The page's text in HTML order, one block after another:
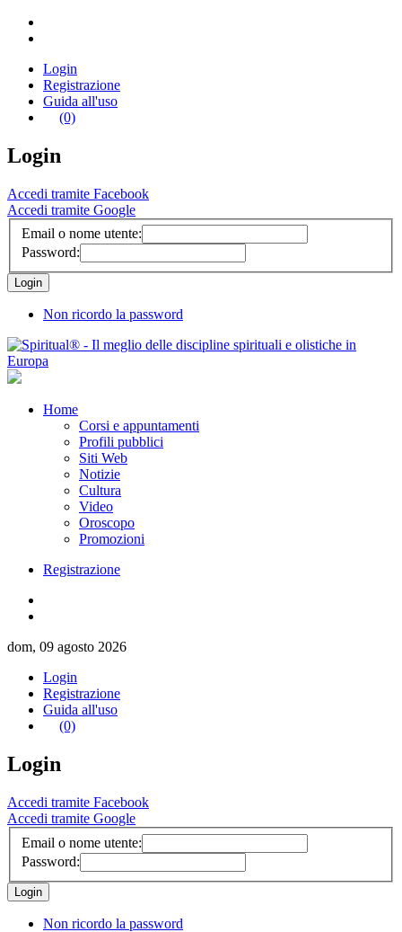
Login
Registrazione
Guida all'uso
(0)
Login
Accedi tramite Facebook
Accedi tramite Google
Email o nome utente:
Password:
Non ricordo la password
Home
Corsi e appuntamenti
Profili pubblici
Siti Web
Notizie
Cultura
Video
Oroscopo
Promozioni
Registrazione
dom, 09 agosto 2026
Login
Registrazione
Guida all'uso
(0)
Login
Accedi tramite Facebook
Accedi tramite Google
Email o nome utente:
Password:
Non ricordo la password